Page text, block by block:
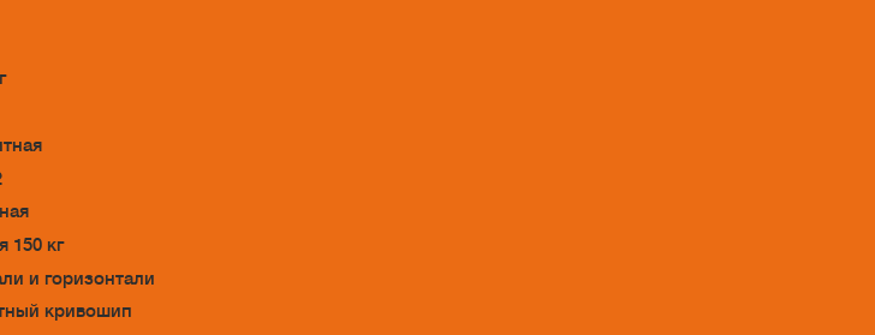
150 кг
и горизонтали
кривошип